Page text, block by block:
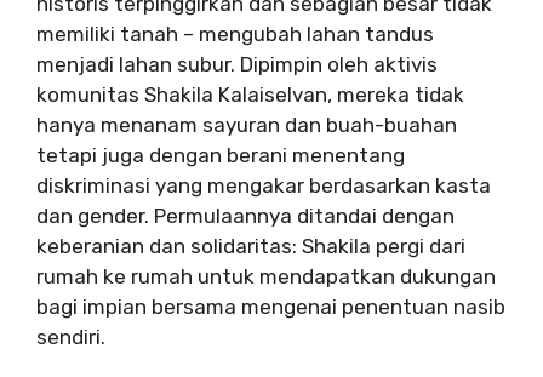
memiliki tanah – mengubah lahan tandus
menjadi lahan subur. Dipimpin oleh aktivis
komunitas Shakila Kalaiselvan, mereka tidak
hanya menanam sayuran dan buah-buahan
tetapi juga dengan berani menentang
diskriminasi yang mengakar berdasarkan kasta
dan gender. Permulaannya ditandai dengan
keberanian dan solidaritas: Shakila pergi dari
rumah ke rumah untuk mendapatkan dukungan
bagi impian bersama mengenai penentuan nasib
sendiri.